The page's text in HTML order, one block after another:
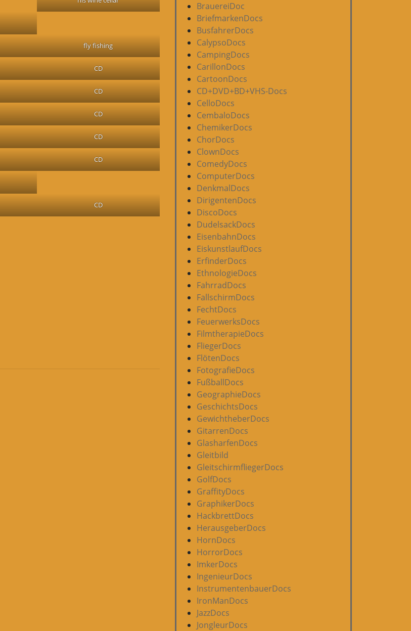
fly fishing
CD
CD
CD
CD
CD
CD
BrauereiDoc
BriefmarkenDocs
BusfahrerDocs
CalypsoDocs
CampingDocs
CarillonDocs
CartoonDocs
CD+DVD+BD+VHS-Docs
CelloDocs
CembaloDocs
ChemikerDocs
ChorDocs
ClownDocs
ComedyDocs
ComputerDocs
DenkmalDocs
DirigentenDocs
DiscoDocs
DudelsackDocs
EisenbahnDocs
EiskunstlaufDocs
ErfinderDocs
EthnologieDocs
FahrradDocs
FallschirmDocs
FechtDocs
FeuerwerksDocs
FilmtherapieDocs
FliegerDocs
FlötenDocs
FotografieDocs
FußballDocs
GeographieDocs
GeschichtsDocs
GewichtheberDocs
GitarrenDocs
GlasharfenDocs
Gleitbild
GleitschirmfliegerDocs
GolfDocs
GraffityDocs
GraphikerDocs
HackbrettDocs
HerausgeberDocs
HornDocs
HorrorDocs
ImkerDocs
IngenieurDocs
InstrumentenbauerDocs
IronManDocs
JazzDocs
JongleurDocs